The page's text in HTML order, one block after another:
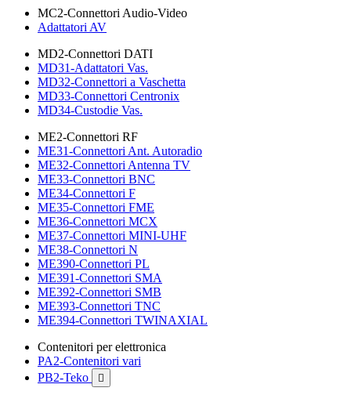
MC2-Connettori Audio-Video
Adattatori AV
MD2-Connettori DATI
MD31-Adattatori Vas.
MD32-Connettori a Vaschetta
MD33-Connettori Centronix
MD34-Custodie Vas.
ME2-Connettori RF
ME31-Connettori Ant. Autoradio
ME32-Connettori Antenna TV
ME33-Connettori BNC
ME34-Connettori F
ME35-Connettori FME
ME36-Connettori MCX
ME37-Connettori MINI-UHF
ME38-Connettori N
ME390-Connettori PL
ME391-Connettori SMA
ME392-Connettori SMB
ME393-Connettori TNC
ME394-Connettori TWINAXIAL
Contenitori per elettronica
PA2-Contenitori vari
PB2-Teko
